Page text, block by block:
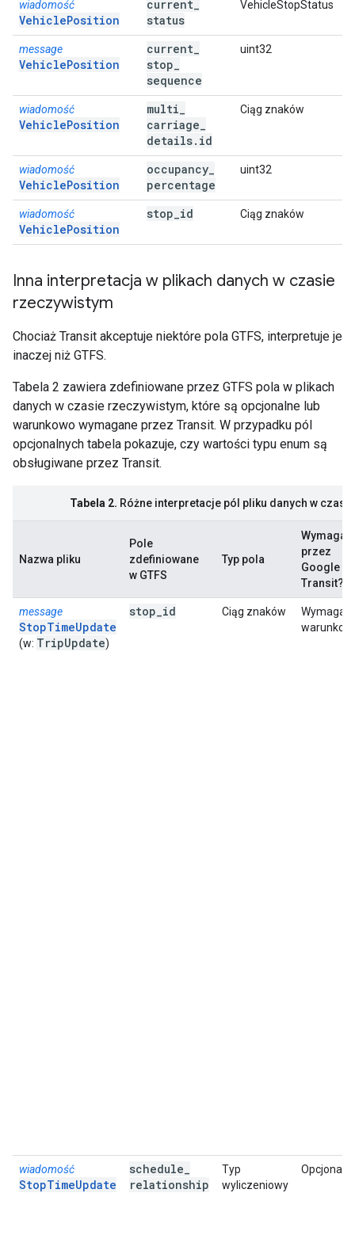
wiadomość
VehiclePosition
current
status
VehicleStopStatus
message
VehiclePosition
current
stop
sequence
uint32
wiadomość
VehiclePosition
multi
carriage
details. id
Ciąg znaków
wiadomość
VehiclePosition
occupancy
percentage
uint32
wiadomość
VehiclePosition
stop id Ciąg znaków
Inna interpretacja w plikach danych w czasie
rzeczywistym
Chociaż Transit akceptuje niektóre pola GTFS, interpretuje je
inaczej niż GTFS.
Tabela 2 zawiera zdefiniowane przez GTFS pola w plikach
danych w czasie rzeczywistym, które są opcjonalne lub
warunkowo wymagane przez Transit. W przypadku pól
opcjonalnych tabela pokazuje, czy wartości typu enum są
obsługiwane przez Transit.
Tabela 2. Różne interpretacje pól pliku danych w
Nazwa pliku
Pole
zdefiniowane
w GTFS
Typ pola
przez
Google
Transit?
message
StopTimeUpdate
(w: TripUpdate)
stop id Ciąg znaków
wiadomość
StopTimeUpdate
schedule
relationship
Typ
wyliczeniowy